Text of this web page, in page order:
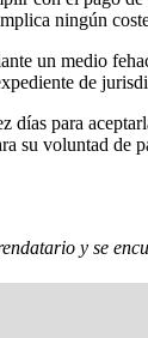
ningún
un medio
de
para
su voluntad
y se